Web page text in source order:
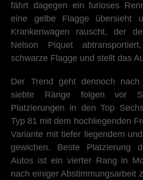
fährt dagegen ein furioses
eine gelbe Flagge übersieht
Krankenwagen rauscht, der
Nelson Piquet
schwarze Flagge und stellt das
Der Trend geht dennoch
siebte Ränge folgen vor
Platzierungen in den Top
Typ 81 mit dem hochliegenden
Variante mit tiefer liegendem
gewichen. Beste Platzierung
Autos ist ein vierter Rang in
nach einiger Abstimmungsarbeit